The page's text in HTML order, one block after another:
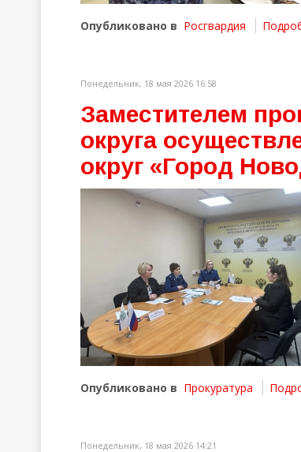
Опубликовано в Росгвардия
Понедельник, 18 мая 2026 16:58
Заместителем
округа
округ «Город
Опубликовано в Прокуратура
Понедельник, 18 мая 2026 14:21